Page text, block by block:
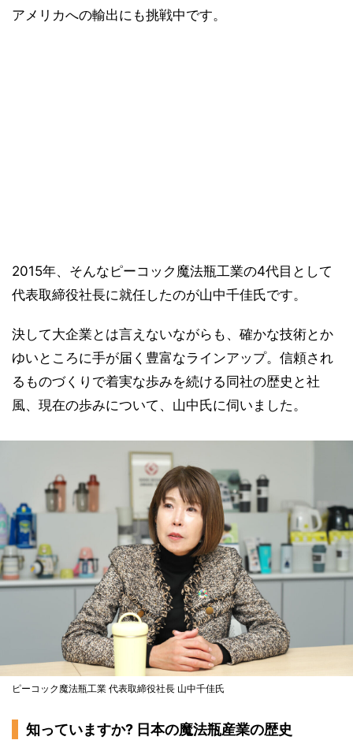
アメリカへの輸出にも挑戦中です。
2015年、そんなピーコック魔法瓶工業の4代目として
代表取締役社長に就任したのが山中千佳氏です。
決して大企業とは言えないながらも、確かな技術とか
ゆいところに手が届く豊富なラインアップ。信頼され
るものづくりで着実な歩みを続ける同社の歴史と社
風、現在の歩みについて、山中氏に伺いました。
ピーコック魔法瓶工業 代表取締役社長 山中千佳氏
知っていますか? 日本の魔法瓶産業の歴史